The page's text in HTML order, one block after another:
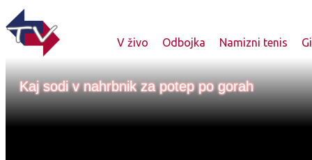
V živo Odbojka Namizni tenis
Kaj sodi v nahrbnik za potep po gorah